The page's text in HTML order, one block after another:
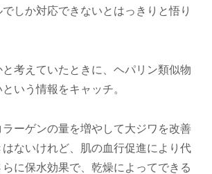
しか対応できないとはっきりと悟り
考えていたときに、ヘパリン類似物
いう情報をキャッチ。
ーゲンの量を増やして大ジワを改善
ないけれど、肌の血行促進により代
に保水効果で、乾燥によってできる